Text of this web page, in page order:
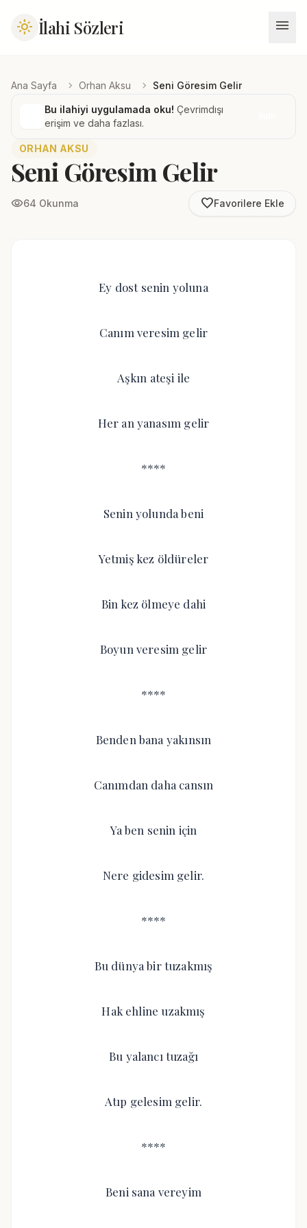
light_mode İlahi Sözleri menu
Ana Sayfa chevron_right Orhan Aksu chevron_right Seni Göresim Gelir
Bu ilahiyi uygulamada oku! Çevrimdışı
erişim ve daha fazlası.
ORHAN AKSU
Seni Göresim Gelir
visibility64 Okunma favorite_borderFavorilere Ekle
Ey dost senin yoluna
Canım veresim gelir
Aşkın ateşi ile
Her an yanasım gelir
****
Senin yolunda beni
Yetmiş kez öldüreler
Bin kez ölmeye dahi
Boyun veresim gelir
****
Benden bana yakınsın
Canımdan daha cansın
Ya ben senin için
Nere gidesim gelir.
****
Bu dünya bir tuzakmış
Hak ehline uzakmış
Bu yalancı tuzağı
Atıp gelesim gelir.
****
Beni sana vereyim